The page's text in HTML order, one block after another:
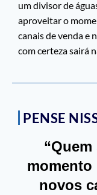
um divisor de
aproveitar o
canais de venda e
com certeza sairá
PENSE
momento
novos